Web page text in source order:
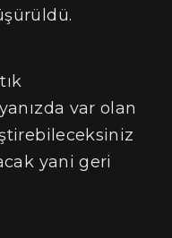
var olan
yani geri